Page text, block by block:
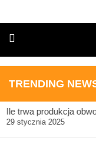
TRENDING
trwa produkcja
stycznia 2025